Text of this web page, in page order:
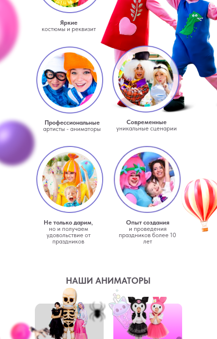
Не только дарим,
но и получаем
удовольствие от
праздников
Современные
уникальные сценарии
Профессиональные
артисты - аниматоры
Яркие
костюмы и реквизит
Опыт создания
и проведения
праздников более 10
лет
НАШИ АНИМАТОРЫ